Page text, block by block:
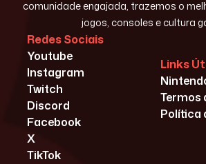
comunidade engajada, trazemos o
jogos, consoles e cultura
Redes Sociais
Youtube
Instagram
Twitch
Discord
Facebook
X
TikTok
Links
Termos
Política